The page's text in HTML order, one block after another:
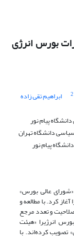
بورس انرژی
2 ابراهیم تقی زاده
پیام نور
دانشگاه تهران
پیام نور
1390 با تصویب «شورای عالی بورس»
فعالیت خود را آغاز کرد. با مطالعه و
و تعدد مرجع
انرژیرا «هیئت
تصویب کرده‌اند. با